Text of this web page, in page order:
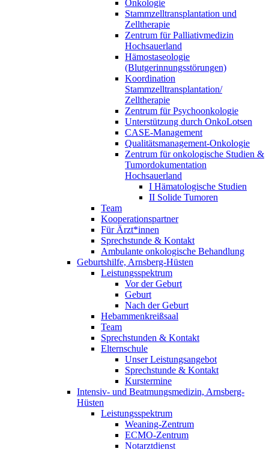
Onkologie
Stammzelltransplantation und
Zelltherapie
Zentrum für Palliativmedizin
Hochsauerland
Hämostaseologie
(Blutgerinnungsstörungen)
Koordination
Stammzelltransplantation/
Zelltherapie
Zentrum für Psychoonkologie
Unterstützung durch OnkoLotsen
CASE-Management
Qualitätsmanagement-Onkologie
Zentrum für onkologische Studien &
Tumordokumentation
Hochsauerland
I Hämatologische Studien
II Solide Tumoren
Team
Kooperationspartner
Für Ärzt*innen
Sprechstunde & Kontakt
Ambulante onkologische Behandlung
Geburtshilfe, Arnsberg-Hüsten
Leistungsspektrum
Vor der Geburt
Geburt
Nach der Geburt
Hebammenkreißsaal
Team
Sprechstunden & Kontakt
Elternschule
Unser Leistungsangebot
Sprechstunde & Kontakt
Kurstermine
Intensiv- und Beatmungsmedizin, Arnsberg-
Hüsten
Leistungsspektrum
Weaning-Zentrum
ECMO-Zentrum
Notarztdienst